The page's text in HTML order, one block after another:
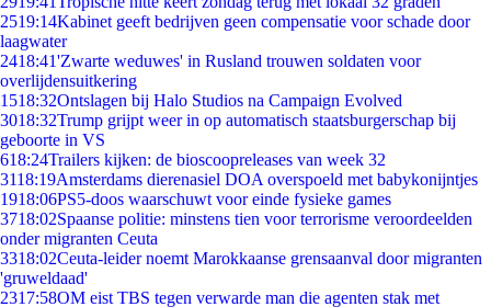
2519:14Kabinet geeft bedrijven geen compensatie voor schade door
laagwater
2418:41'Zwarte weduwes' in Rusland trouwen soldaten voor
overlijdensuitkering
1518:32Ontslagen bij Halo Studios na Campaign Evolved
3018:32Trump grijpt weer in op automatisch staatsburgerschap bij
geboorte in VS
618:24Trailers kijken: de bioscoopreleases van week 32
3118:19Amsterdams dierenasiel DOA overspoeld met babykonijntjes
1918:06PS5-doos waarschuwt voor einde fysieke games
3718:02Spaanse politie: minstens tien voor terrorisme veroordeelden
onder migranten Ceuta
3318:02Ceuta-leider noemt Marokkaanse grensaanval door migranten
'gruweldaad'
2317:58OM eist TBS tegen verwarde man die agenten stak met